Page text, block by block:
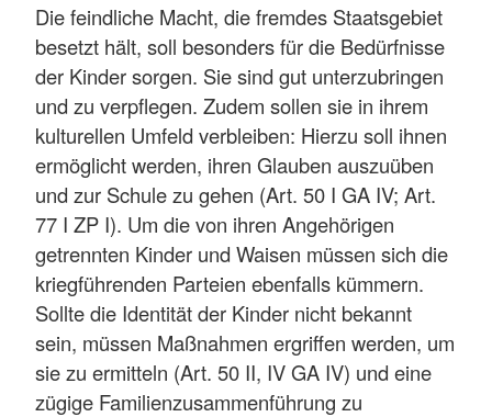
Die feindliche Macht, die fremdes Staatsgebiet
besetzt hält, soll besonders für die Bedürfnisse
der Kinder sorgen. Sie sind gut unterzubringen
und zu verpflegen. Zudem sollen sie in ihrem
kulturellen Umfeld verbleiben: Hierzu soll ihnen
ermöglicht werden, ihren Glauben auszuüben
und zur Schule zu gehen (Art. 50 I GA IV; Art.
77 I ZP I). Um die von ihren Angehörigen
getrennten Kinder und Waisen müssen sich die
kriegführenden Parteien ebenfalls kümmern.
Sollte die Identität der Kinder nicht bekannt
sein, müssen Maßnahmen ergriffen werden, um
sie zu ermitteln (Art. 50 II, IV GA IV) und eine
zügige Familienzusammenführung zu